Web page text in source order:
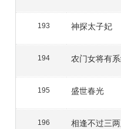
193 神探太子妃
194 农门女将有
195 盛世春光
196 相逢不过三